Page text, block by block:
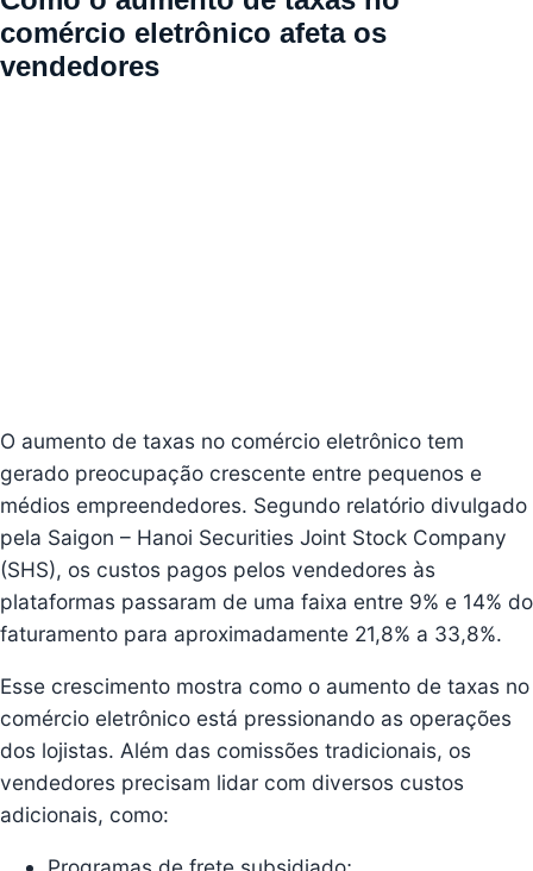
comércio eletrônico afeta os
vendedores
O aumento de taxas no comércio eletrônico tem
gerado preocupação crescente entre pequenos e
médios empreendedores. Segundo relatório divulgado
pela Saigon – Hanoi Securities Joint Stock Company
(SHS), os custos pagos pelos vendedores às
plataformas passaram de uma faixa entre 9% e 14% do
faturamento para aproximadamente 21,8% a 33,8%.
Esse crescimento mostra como o aumento de taxas no
comércio eletrônico está pressionando as operações
dos lojistas. Além das comissões tradicionais, os
vendedores precisam lidar com diversos custos
adicionais, como: